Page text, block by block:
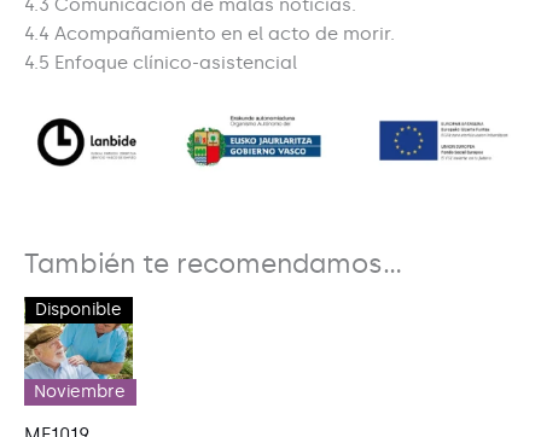
4.3 Comunicación de malas noticias.
4.4 Acompañamiento en el acto de morir.
4.5 Enfoque clínico-asistencial
También te recomendamos…
Noviembre
Disponible